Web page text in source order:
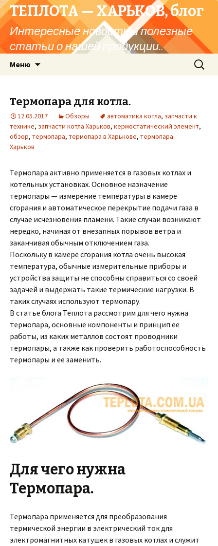
ТЕПЛОТА — ХАРЬКОВ, блог
Интересные новости и полезные
статьи о нашей продукции..
Меню Найти:
Термопара для котла.
12.05.2017 Обзоры автоматика котла, запчасти к
технике, запчасти котла Харьков, кермостатический элемент,
обзор, термопара, термопара в Харькове, термопара
Харьков
Термопара активно применяется в газовых котлах и
котельных установках. Основное назначение
термопары — измерение температуры в камере
сгорания и автоматическое перекрытие подачи газа в
случае исчезновения пламени. Такие случаи возникают
нередко, начиная от внезапных порывов ветра и
заканчивая обычным отключением газа.
Поскольку в камере сгорания котла очень высокая
температура, обычные измерительные приборы и
устройства защиты не способны справиться со своей
задачей и выдержать такие термические нагрузки. В
таких случаях используют термопару.
В статье блога Теплота рассмотрим для чего нужна
термопара, основные компоненты и принцип ее
работы, из каких металлов состоят проводники
термопары, а также как проверить работоспособность
термопары и ее заменить.
Для чего нужна
Термопара.
Термопара применяется для преобразования
термической энергии в электрический ток для
электромагнитных катушек в газовых котлах и служит